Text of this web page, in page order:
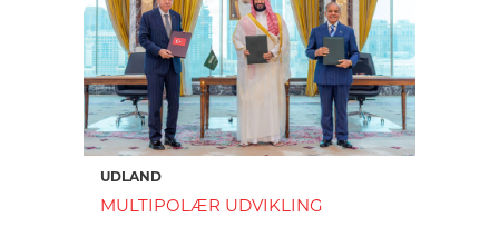
UDLAND
MULTIPOLÆR UDVIKLING